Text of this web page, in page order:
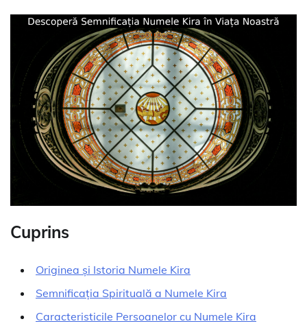
Cuprins
Originea și Istoria Numele Kira
Semnificația Spirituală a Numele Kira
Caracteristicile Persoanelor cu Numele Kira